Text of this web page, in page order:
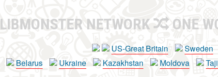
LIBMONSTER NETWORK ONE
US-Great Britain Sweden
Belarus Ukraine Kazakhstan Moldova